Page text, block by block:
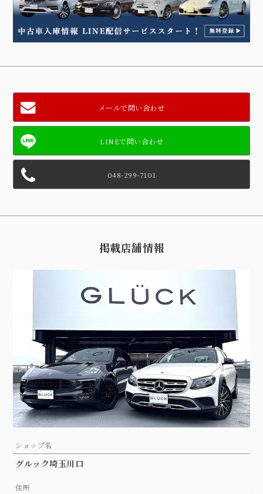
メールで問い合わせ
048-299-7101
掲載店舗情報
ショップ名
グルック埼玉川口
住所